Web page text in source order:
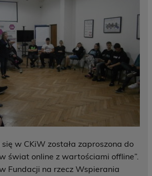
się w CKiW została zaproszona do
świat online z wartościami offline”.
Fundacji na rzecz Wspierania